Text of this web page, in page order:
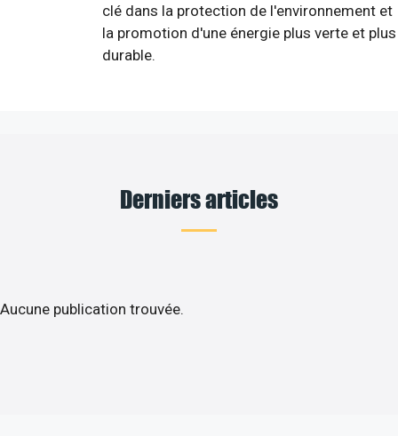
clé dans la protection de l'environnement et
la promotion d'une énergie plus verte et plus
durable.
Derniers articles
Aucune publication trouvée.